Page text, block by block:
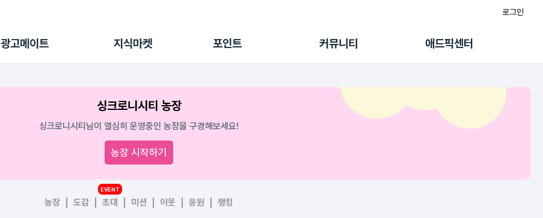
로그인
광고메이트 지식마켓 포인트 커뮤니티 애드픽센터
광고리포트
출석 룰렛
후원
랭킹
초대보너스
수익 Live
멤버십 센터
마이도메인
싱크로니시티 농장
싱크로니시티님이 열심히 운영중인 농장을 구경해보세요!
농장 시작하기
농장 도감 초대
EVENT
미션 이웃 응원 랭킹